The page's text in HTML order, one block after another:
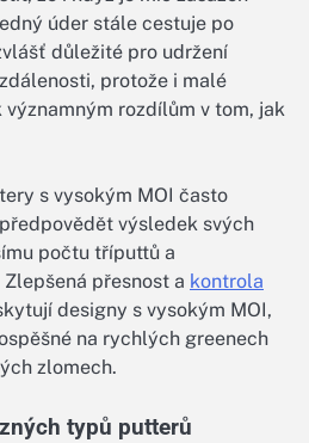
úder stále cestuje po
důležité pro udržení
protože i malé
rozdílům v tom, jak
s vysokým MOI často
výsledek svých
počtu tříputtů a
přesnost a kontrola
designy s vysokým MOI,
na rychlých greenech
zlomech.
typů putterů